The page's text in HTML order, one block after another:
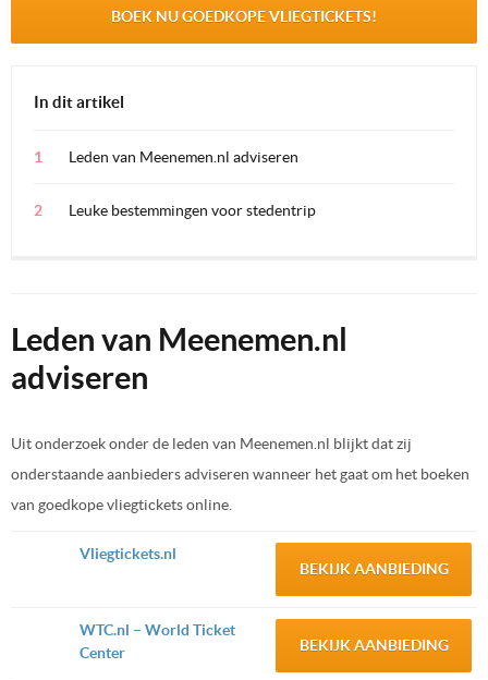
BOEK NU GOEDKOPE VLIEGTICKETS!
In dit artikel
Leden van Meenemen.nl adviseren
Leuke bestemmingen voor stedentrip
Leden van Meenemen.nl
adviseren
Uit onderzoek onder de leden van Meenemen.nl blijkt dat zij
onderstaande aanbieders adviseren wanneer het gaat om het boeken
van goedkope vliegtickets online.
Vliegtickets.nl
BEKIJK AANBIEDING
WTC.nl – World Ticket
Center
BEKIJK AANBIEDING